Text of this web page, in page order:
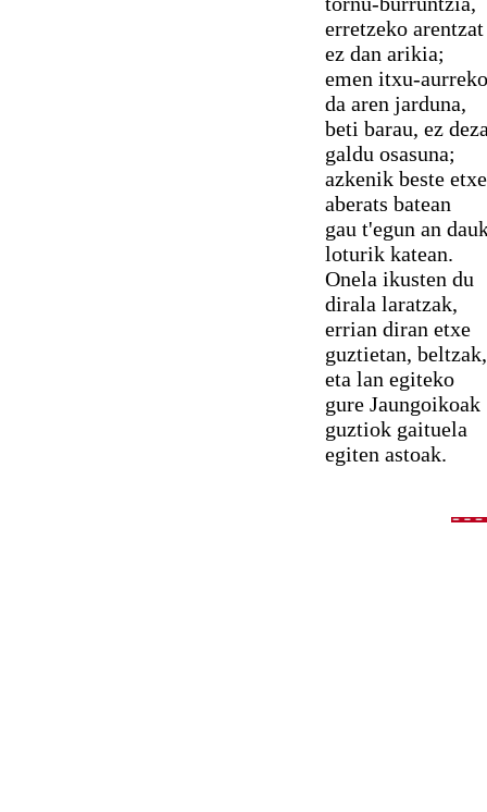
erretzeko arentzat
ez dan arikia;
emen itxu-aurreko
da aren jarduna,
beti barau, ez
galdu osasuna;
azkenik beste etxe
aberats batean
gau t'egun an
loturik katean.
Onela ikusten du
dirala laratzak,
errian diran etxe
guztietan, beltzak,
eta lan egiteko
gure Jaungoikoak
guztiok gaituela
egiten astoak.